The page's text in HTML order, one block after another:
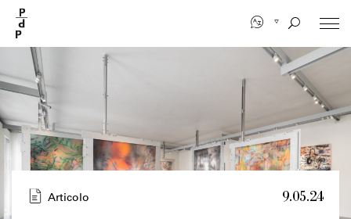
contenuto
principale
Articolo 9.05.24